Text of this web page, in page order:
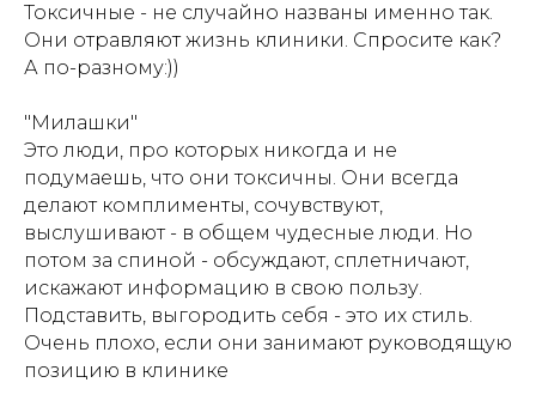
Токсичные - не случайно названы именно так.
Они отравляют жизнь клиники. Спросите как?
А по-разному:))
"Милашки"
Это люди, про которых никогда и не
подумаешь, что они токсичны. Они всегда
делают комплименты, сочувствуют,
выслушивают - в общем чудесные люди. Но
потом за спиной - обсуждают, сплетничают,
искажают информацию в свою пользу.
Подставить, выгородить себя - это их стиль.
Очень плохо, если они занимают руководящую
позицию в клинике